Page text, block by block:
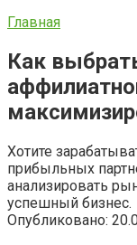
Главная
Как
Хотите
прибыльных
анализировать
успешный бизнес.
Опубликовано: